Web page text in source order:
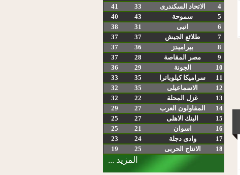
4
الاتحاد السكندرى 33
41
5
سموحة 43
40
6
انبى 31
38
7
طلائع الجيش 37
37
8
بيراميدز 36
37
9
مصر المقاصة 28
37
10
الجونة 29
36
11
سراميكا كيلوباترا 35
33
12
الاسماعيلى 35
32
13
غزل المحلة 22
32
14
المقاولون العرب 27
29
15
البنك الاهلى 27
25
16
اسوان 21
25
17
وادى دجلة 24
23
18
الانتاج الحربى 25
19
المزيد ...